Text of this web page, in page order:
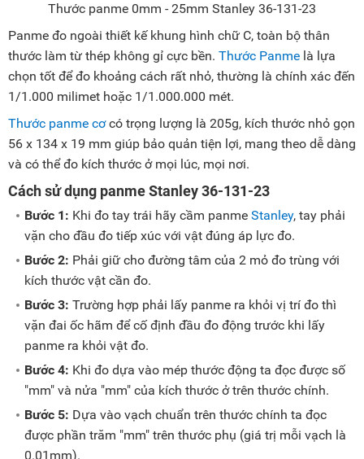
Thước panme 0mm - 25mm Stanley 36-131-23
Panme đo ngoài thiết kế khung hình chữ C, toàn bộ thân
thước làm từ thép không gỉ cực bền. Thước Panme là lựa
chọn tốt để đo khoảng cách rất nhỏ, thường là chính xác đến
1/1.000 milimet hoặc 1/1.000.000 mét.
Thước panme cơcó trọng lượng là 205g, kích thước nhỏ gọn
56 x 134 x 19 mm giúp bảo quản tiện lợi, mang theo dễ dàng
và có thể đo kích thước ở mọi lúc, mọi nơi.
Cách sử dụng panme Stanley 36-131-23
Bước 1: Khi đo tay trái hãy cầm panme Stanley, tay phải
vặn cho đầu đo tiếp xúc với vật đúng áp lực đo.
Bước 2: Phải giữ cho đường tâm của 2 mỏ đo trùng với
kích thước vật cần đo.
Bước 3: Trường hợp phải lấy panme ra khỏi vị trí đo thì
vặn đai ốc hãm để cố định đầu đo động trước khi lấy
panme ra khỏi vật đo.
Bước 4: Khi đo dựa vào mép thước động ta đọc được số
"mm" và nửa "mm" của kích thước ở trên thước chính.
Bước 5: Dựa vào vạch chuẩn trên thước chính ta đọc
được phần trăm "mm" trên thước phụ (giá trị mỗi vạch là
0.01mm).